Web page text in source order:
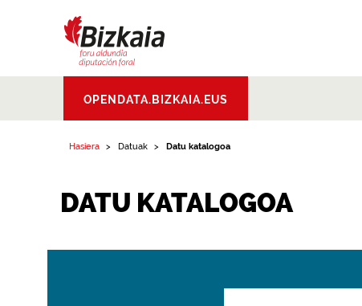
Aldundia.Diputacion
Foral de Bizkaia
OPENDATA.BIZKAIA.EUS
Hasiera Datuak Datu katalogoa
DATU KATALOGOA